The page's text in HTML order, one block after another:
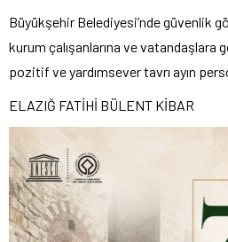
Büyükşehir Belediyesi’nde güvenlik
kurum çalışanlarına ve vatandaşlara
pozitif ve yardımsever tavrı ayın
ELAZIĞ FATİHİ BÜLENT KİBAR